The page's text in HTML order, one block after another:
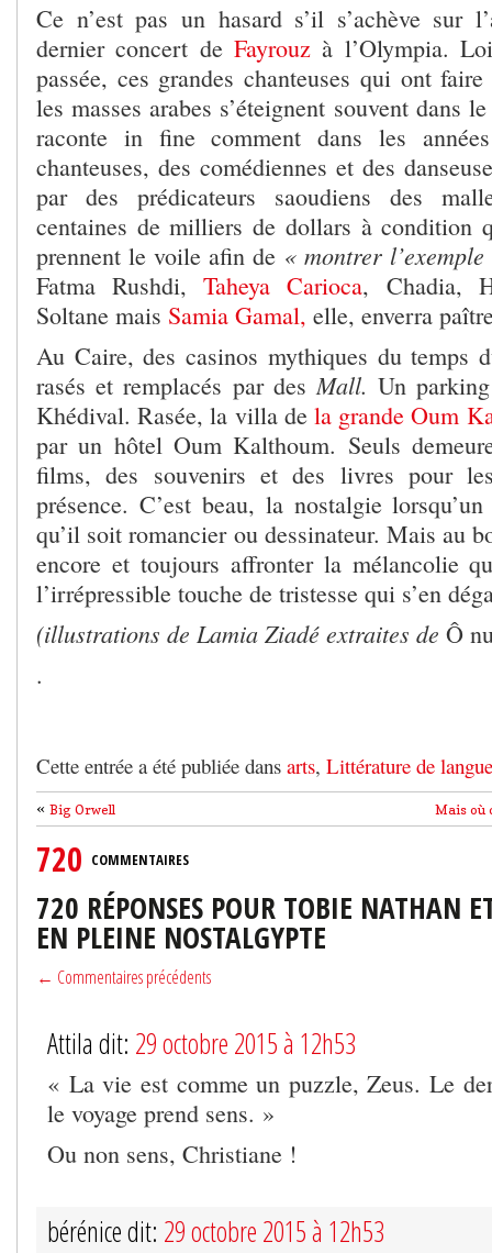
Ce n’est pas un hasard s’il s’achève sur
dernier concert de Fayrouzà l’Olympia.
passée, ces grandes chanteuses qui ont
les masses arabes s’éteignent souvent dans
raconte in fine comment dans les
chanteuses, des comédiennes et des
par des prédicateurs saoudiens des
centaines de milliers de dollars à condition
prennent le voile afin de « montrer
Fatma Rushdi,Taheya Carioca, Chadia,
Soltane mais Samia Gamal, elle, enverra
Au Caire, des casinos mythiques du temps
rasés et remplacés par desMall. Un
Khédival. Rasée, la villa de la grande Oum
par un hôtel Oum Kalthoum. Seuls
films, des souvenirs et des livres pour
présence. C’est beau, la nostalgie
qu’il soit romancier ou dessinateur. Mais au
encore et toujours affronter la mélancolie
l’irrépressible touche de tristesse qui s’en
(illustrations de Lamia Ziadé extraites de Ô
.
Cette entrée a été publiée dans arts, Littérature de
Mais où
« Big Orwell
720 COMMENTAIRES
720 RÉPONSES POUR TOBIE NATHAN
EN PLEINE NOSTALGYPTE
← Commentaires précédents
Attila dit: 29 octobre 2015 à 12h53
« La vie est comme un puzzle, Zeus. Le
le voyage prend sens. »
Ou non sens, Christiane !
bérénice dit: 29 octobre 2015 à 12h53